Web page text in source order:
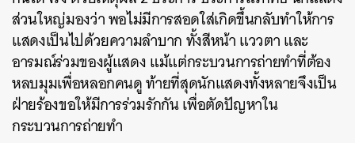
ส่วนใหญ่มองว่า พอไม่มีการสอดใส่เกิดขึ้นกลับทำให้การ
แสดงเป็นไปด้วยความลำบาก ทั้งสีหน้า แววตา และ
อารมณ์ร่วมของผู้แสดง แม้แต่กระบวนการถ่ายทำที่ต้อง
หลบมุมเพื่อหลอกคนดู ท้ายที่สุดนักแสดงทั้งหลายจึงเป็น
ฝ่ายร้องขอให้มีการร่วมรักกัน เพื่อตัดปัญหาใน
กระบวนการถ่ายทำ